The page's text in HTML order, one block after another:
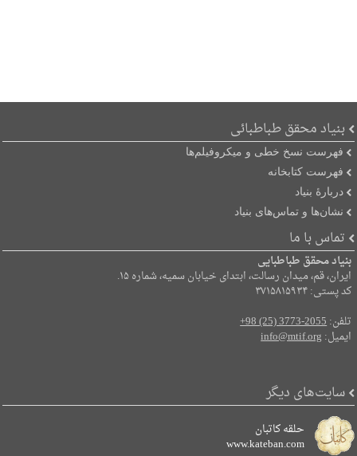
بنیاد محقق طباطبائی
فهرست نسخ خطی و میکروفیلم‌ها
فهرست کتابخانه
دربارۀ بنیاد
نشان‌ها و تماس‌های بنیاد
تماس با ما
بنیاد محقق طباطبایی
ایران، قم، میدان رسالت، ابتدای خیابان سمیه، شماره ۱۵.
کد پستی: ۳۷۱۵۸۱۵۹۳۴
تلفن:+98 (25) 3773-2055
ایمیل:info@mtif.org
سایت‌های دیگر
حلقه کاتبان
www.kateban.com